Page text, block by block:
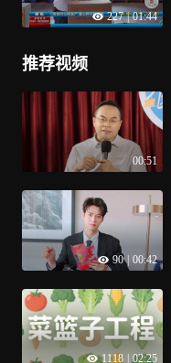
227 | 01:44
推荐视频
00:51
90 00:42
1118 02:25